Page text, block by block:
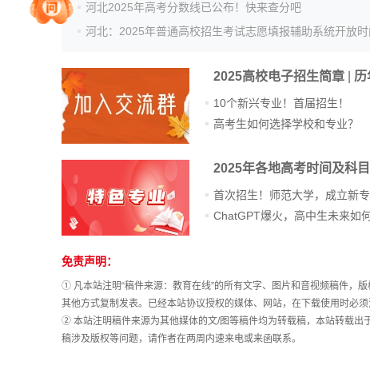
高考作文
高考估分
高考真题
河北2025年高考分数线已公布！快来查分吧
2025高校电子招生简章 历
10个新兴专业！首届招生！
高考生如何选择学校和专业？
2025年各地高考时间及科
首次招生！师范大学，成立新
站
长
统
计
免责声明：
① 凡本站注明“稿件来源：教育在线”的所有文字、图片和音视频稿件，
其他方式复制发表。已经本站协议授权的媒体、网站，在下载使用时必
② 本站注明稿件来源为其他媒体的文/图等稿件均为转载稿，本站转载
稿涉及版权等问题，请作者在两周内速来电或来函联系。